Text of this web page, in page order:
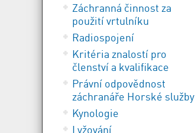
Záchranná činnost za
použití vrtulníku
Radiospojení
Kritéria znalostí pro
členství a kvalifikace
Právní odpovědnost
záchranáře Horské služby
Kynologie
Lyžování